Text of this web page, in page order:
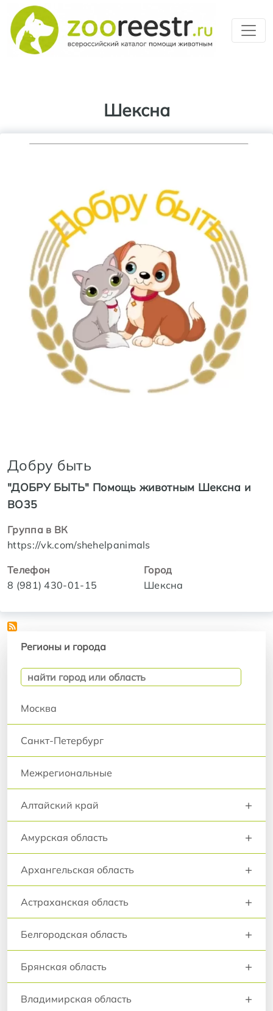
Шексна
Добру быть
"ДОБРУ БЫТЬ" Помощь животным Шексна и
ВО35
Группа в ВК
https://vk.com/shehelpanimals
Телефон
8 (981) 430-01-15
Город
Шексна
Регионы и города
Москва
Санкт-Петербург
Межрегиональные
Алтайский край +
Амурская область +
Архангельская область +
Астраханская область +
Белгородская область +
Брянская область +
Владимирская область +